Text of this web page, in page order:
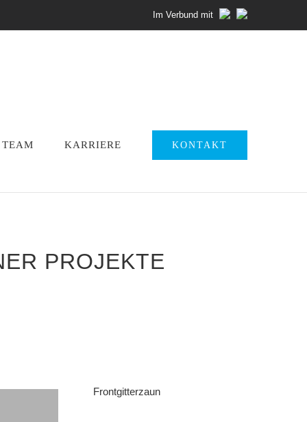
Im Verbund mit
TEAM KARRIERE KONTAKT
PROJEKTE
Frontgitterzaun